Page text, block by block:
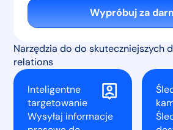
Wypróbuj za
Narzędzia do do skuteczniejszych
relations
Inteligentne
targetowanie
Wysyłaj informacje